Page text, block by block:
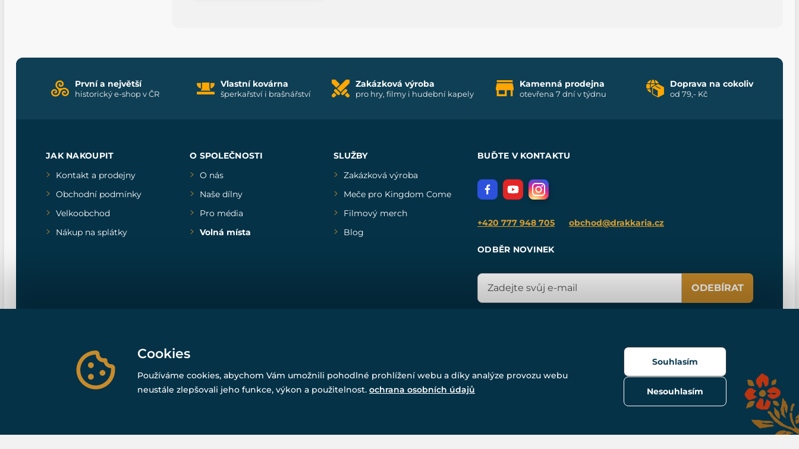
První a největší
historický e-shop v ČR
Vlastní kovárna
šperkařství i brašnářství
Zakázková výroba
pro hry, filmy i hudební kapely
Kamenná prodejna
otevřena 7 dní v týdnu
Doprava na cokoliv
od 79,- Kč
JAK NAKOUPIT
Kontakt a prodejny
Obchodní podmínky
Velkoobchod
Nákup na splátky
O SPOLEČNOSTI
O nás
Naše dílny
Pro média
Volná místa
SLUŽBY
Zakázková výroba
Meče pro Kingdom Come
Filmový merch
Blog
BUĎTE V KONTAKTU
+420 777 948 705 obchod@drakkaria.cz
ODBĚR NOVINEK
ODEBÍRAT
Powered bySimplia.cz, protected by reCAPTCHA.
Cookies
Používáme cookies, abychom Vám umožnili pohodlné prohlížení webu a díky analýze provozu webu
neustále zlepšovali jeho funkce, výkon a použitelnost. ochrana osobních údajů Nesouhlasím
Souhlasím